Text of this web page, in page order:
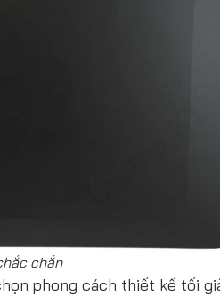
chắn
phong cách thiết kế tối